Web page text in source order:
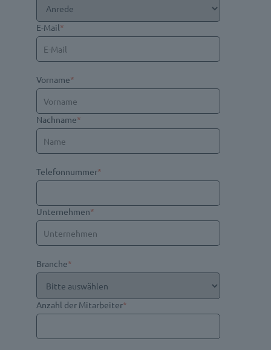
E-Mail*
Vorname*
Nachname*
Telefonnummer*
Unternehmen*
Branche*
Anzahl der Mitarbeiter*